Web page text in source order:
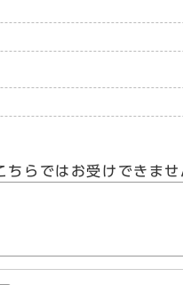
ちらではお受けできま